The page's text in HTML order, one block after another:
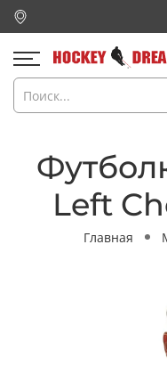
Left
Главная